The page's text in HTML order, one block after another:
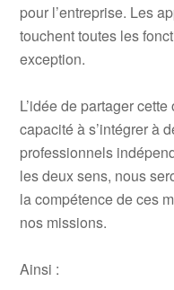
pour l’entreprise. Les
touchent toutes les
exception.
L’idée de partager
capacité à s’intégrer à
professionnels
les deux sens, nous
la compétence de ces
nos missions.
Ainsi :